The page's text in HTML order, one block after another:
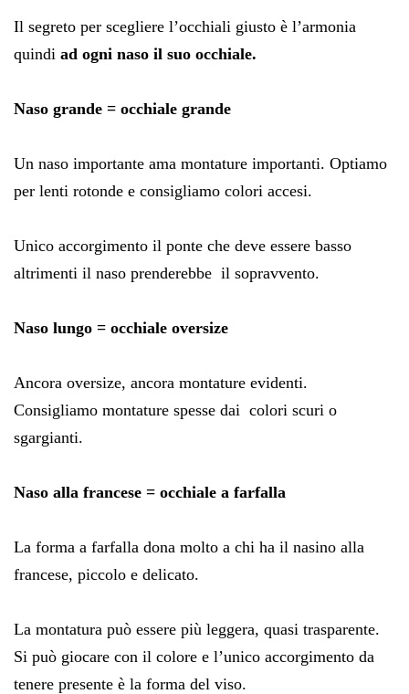
Il segreto per scegliere l’occhiali giusto è l’armonia
quindi ad ogni naso il suo occhiale.
Naso grande = occhiale grande
Un naso importante ama montature importanti. Optiamo
per lenti rotonde e consigliamo colori accesi.
Unico accorgimento il ponte che deve essere basso
altrimenti il naso prenderebbe il sopravvento.
Naso lungo = occhiale oversize
Ancora oversize, ancora montature evidenti.
Consigliamo montature spesse dai colori scuri o
sgargianti.
Naso alla francese = occhiale a farfalla
La forma a farfalla dona molto a chi ha il nasino alla
francese, piccolo e delicato.
La montatura può essere più leggera, quasi trasparente.
Si può giocare con il colore e l’unico accorgimento da
tenere presente è la forma del viso.